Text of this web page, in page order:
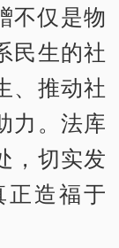
不仅是物
民生的社
、推动社
力。法库
，切实发
造福于